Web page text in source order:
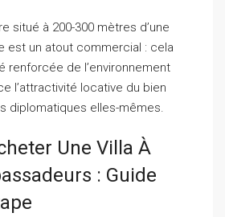
situé à 200-300 mètres d’une
est un atout commercial : cela
renforcée de l’environnement
l’attractivité locative du bien
diplomatiques elles-mêmes.
Une Villa À
: Guide